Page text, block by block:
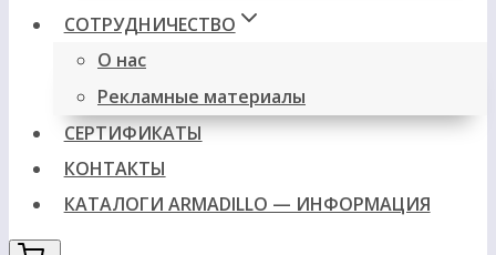
СОТРУДНИЧЕСТВО
О нас
Рекламные материалы
СЕРТИФИКАТЫ
КОНТАКТЫ
КАТАЛОГИ ARMADILLO — ИНФОРМАЦИЯ